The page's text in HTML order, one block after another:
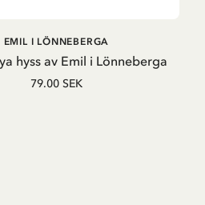
LÄGG I VARUKORG
hyss av Emil i Lönneberga
EMIL I LÖNNEBERGA
79.00 SEK